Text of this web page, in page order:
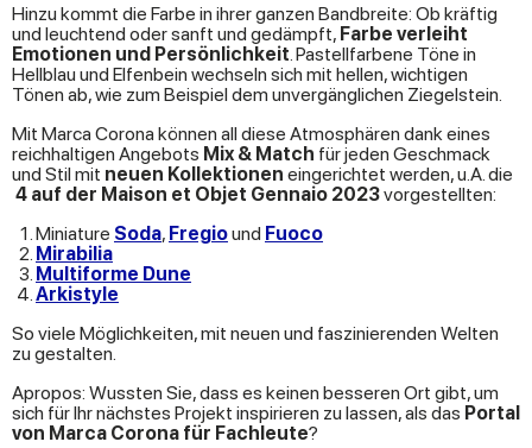
Hinzu kommt die Farbe in ihrer ganzen Bandbreite: Ob kräftig
und leuchtend oder sanft und gedämpft, Farbe verleiht
Emotionen und Persönlichkeit . Pastellfarbene Töne in
Hellblau und Elfenbein wechseln sich mit hellen, wichtigen
Tönen ab, wie zum Beispiel dem unvergänglichen Ziegelstein.
Mit Marca Corona können all diese Atmosphären dank eines
reichhaltigen Angebots Mix & Match für jeden Geschmack
und Stil mit neuen Kollektionen eingerichtet werden, u.A. die
4 auf der Maison et Objet Gennaio 2023vorgestellten:
Miniature Soda, Fregiound Fuoco
Mirabilia
Multiforme Dune
Arkistyle
So viele Möglichkeiten, mit neuen und faszinierenden Welten
zu gestalten.
Apropos: Wussten Sie, dass es keinen besseren Ort gibt, um
sich für Ihr nächstes Projekt inspirieren zu lassen, als das Portal
von Marca Corona für Fachleute?